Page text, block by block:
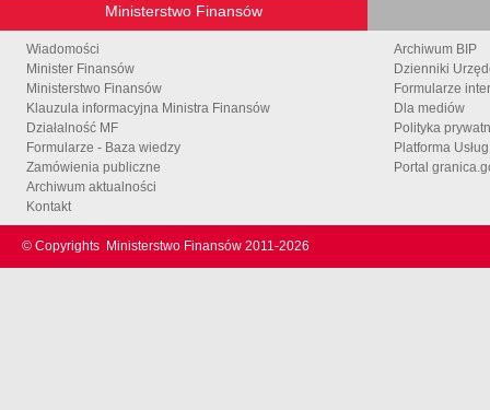
Ministerstwo Finansów
Wiadomości
Minister Finansów
Ministerstwo Finansów
Klauzula informacyjna Ministra Finansów
Działalność MF
Formularze - Baza wiedzy
Zamówienia publiczne
Archiwum aktualności
Kontakt
Archiwum BIP
Dzienniki
Formularze
Dla mediów
Polityka
Platforma
Portal
© Copyrights Ministerstwo Finansów 2011-2026